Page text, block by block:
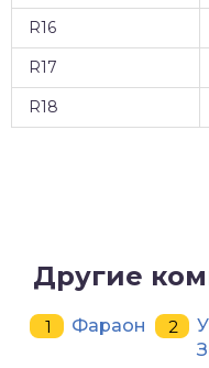
R16
R17
R18
Другие
Фараон
У